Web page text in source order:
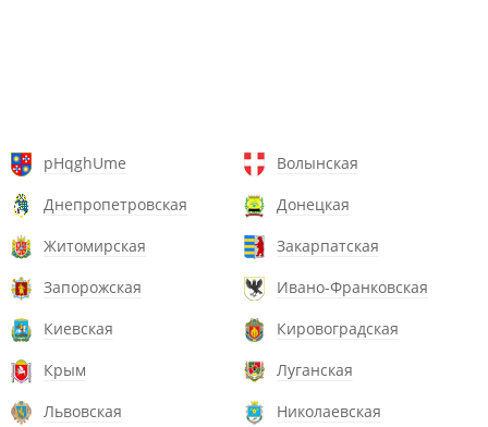
pHqghUme
Волынская
Днепропетровская
Донецкая
Житомирская
Закарпатская
Запорожская
Ивано-Франковская
Киевская
Кировоградская
Крым
Луганская
Львовская
Николаевская